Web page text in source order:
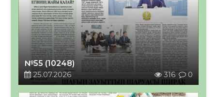
№55 (10248)
25.07.2026
316 0